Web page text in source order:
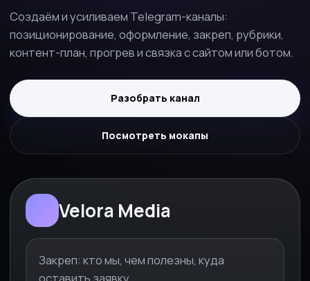
Создаём и усиливаем Telegram-каналы:
позиционирование, оформление, закреп, рубрики,
контент-план, прогрев и связка с сайтом или ботом.
Разобрать канал
Посмотреть мокапы
Velora Media
Закреп: кто мы, чем полезны, куда